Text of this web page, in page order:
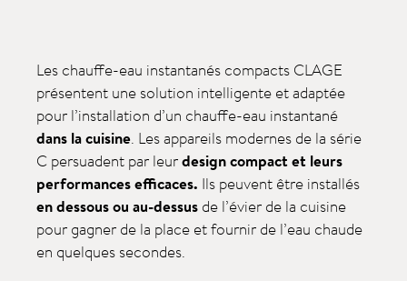
Les chauffe-eau instantanés compacts CLAGE
présentent une solution intelligente et adaptée
pour l’installation d’un chauffe-eau instantané
dans la cuisine. Les appareils modernes de la série
C persuadent par leurdesign compact et leurs
performances efficaces. Ils peuvent être installés
en dessous ou au-dessus de l’évier de la cuisine
pour gagner de la place et fournir de l’eau chaude
en quelques secondes.